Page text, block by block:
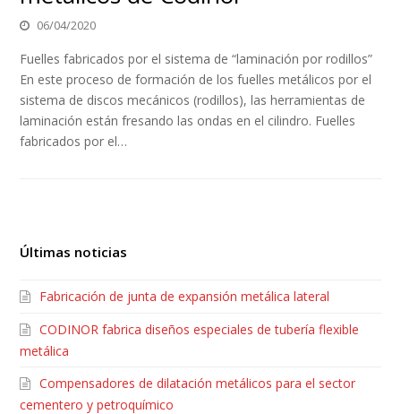
06/04/2020
Fuelles fabricados por el sistema de “laminación por rodillos”
En este proceso de formación de los fuelles metálicos por el
sistema de discos mecánicos (rodillos), las herramientas de
laminación están fresando las ondas en el cilindro. Fuelles
fabricados por el…
Últimas noticias
Fabricación de junta de expansión metálica lateral
CODINOR fabrica diseños especiales de tubería flexible
metálica
Compensadores de dilatación metálicos para el sector
cementero y petroquímico